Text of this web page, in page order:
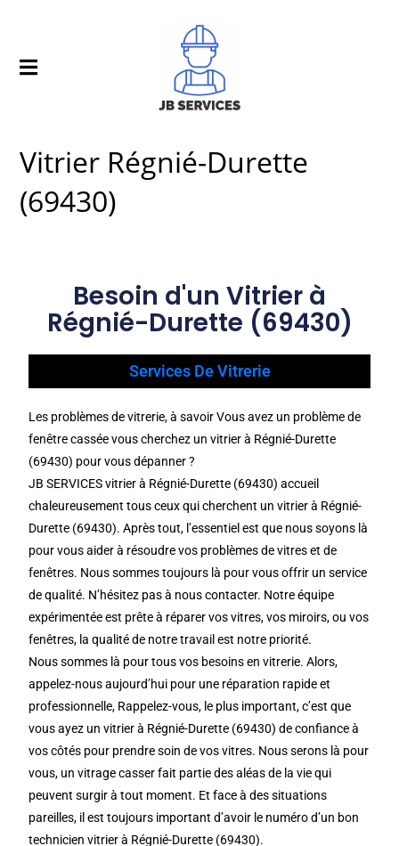
Vitrier Régnié-Durette
(69430)
Besoin d'un Vitrier à
Régnié-Durette (69430)
Services De Vitrerie
Les problèmes de vitrerie, à savoir Vous avez un problème de
fenêtre cassée vous cherchez un vitrier à Régnié-Durette
(69430) pour vous dépanner ?
JB SERVICES vitrier à Régnié-Durette (69430) accueil
chaleureusement tous ceux qui cherchent un vitrier à Régnié-
Durette (69430). Après tout, l’essentiel est que nous soyons là
pour vous aider à résoudre vos problèmes de vitres et de
fenêtres. Nous sommes toujours là pour vous offrir un service
de qualité. N’hésitez pas à nous contacter. Notre équipe
expérimentée est prête à réparer vos vitres, vos miroirs, ou vos
fenêtres, la qualité de notre travail est notre priorité.
Nous sommes là pour tous vos besoins en vitrerie. Alors,
appelez-nous aujourd’hui pour une réparation rapide et
professionnelle, Rappelez-vous, le plus important, c’est que
vous ayez un vitrier à Régnié-Durette (69430) de confiance à
vos côtés pour prendre soin de vos vitres. Nous serons là pour
vous, un vitrage casser fait partie des aléas de la vie qui
peuvent surgir à tout moment. Et face à des situations
pareilles, il est toujours important d’avoir le numéro d’un bon
technicien vitrier à Régnié-Durette (69430).